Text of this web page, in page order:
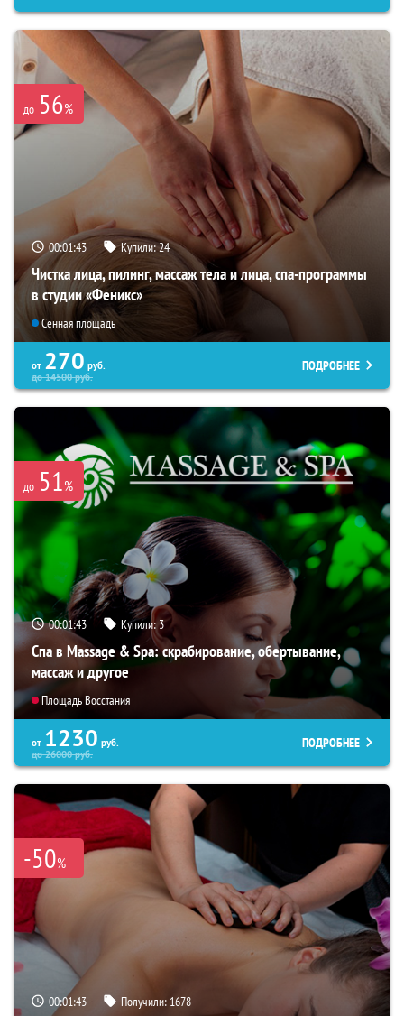
до 56%
00:01:42 Купили:24
Чистка лица, пилинг, массаж тела и лица, спа-программы
в студии «Феникс»
Сенная площадь
от 270 руб.
до14500руб.
ПОДРОБНЕЕ
до 51%
00:01:42 Купили:3
Спа в Massage & Spa: скрабирование, обертывание,
массаж и другое
Площадь Восстания
от 1230 руб.
до26000руб.
ПОДРОБНЕЕ
-50%
00:01:42 Получили: 1678